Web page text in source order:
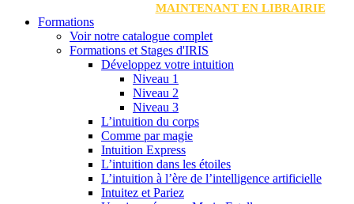
MAINTENANT EN LIBRAIRIE
Formations
Voir notre catalogue complet
Formations et Stages d'IRIS
Développez votre intuition
Niveau 1
Niveau 2
Niveau 3
L’intuition du corps
Comme par magie
Intuition Express
L’intuition dans les étoiles
L’intuition à l’ère de l’intelligence artificielle
Intuitez et Pariez